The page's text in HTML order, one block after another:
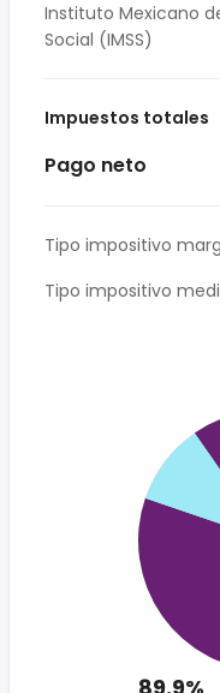
Instituto Mexicano
Social (IMSS)
Impuestos totales
Pago neto
Tipo impositivo
Tipo impositivo